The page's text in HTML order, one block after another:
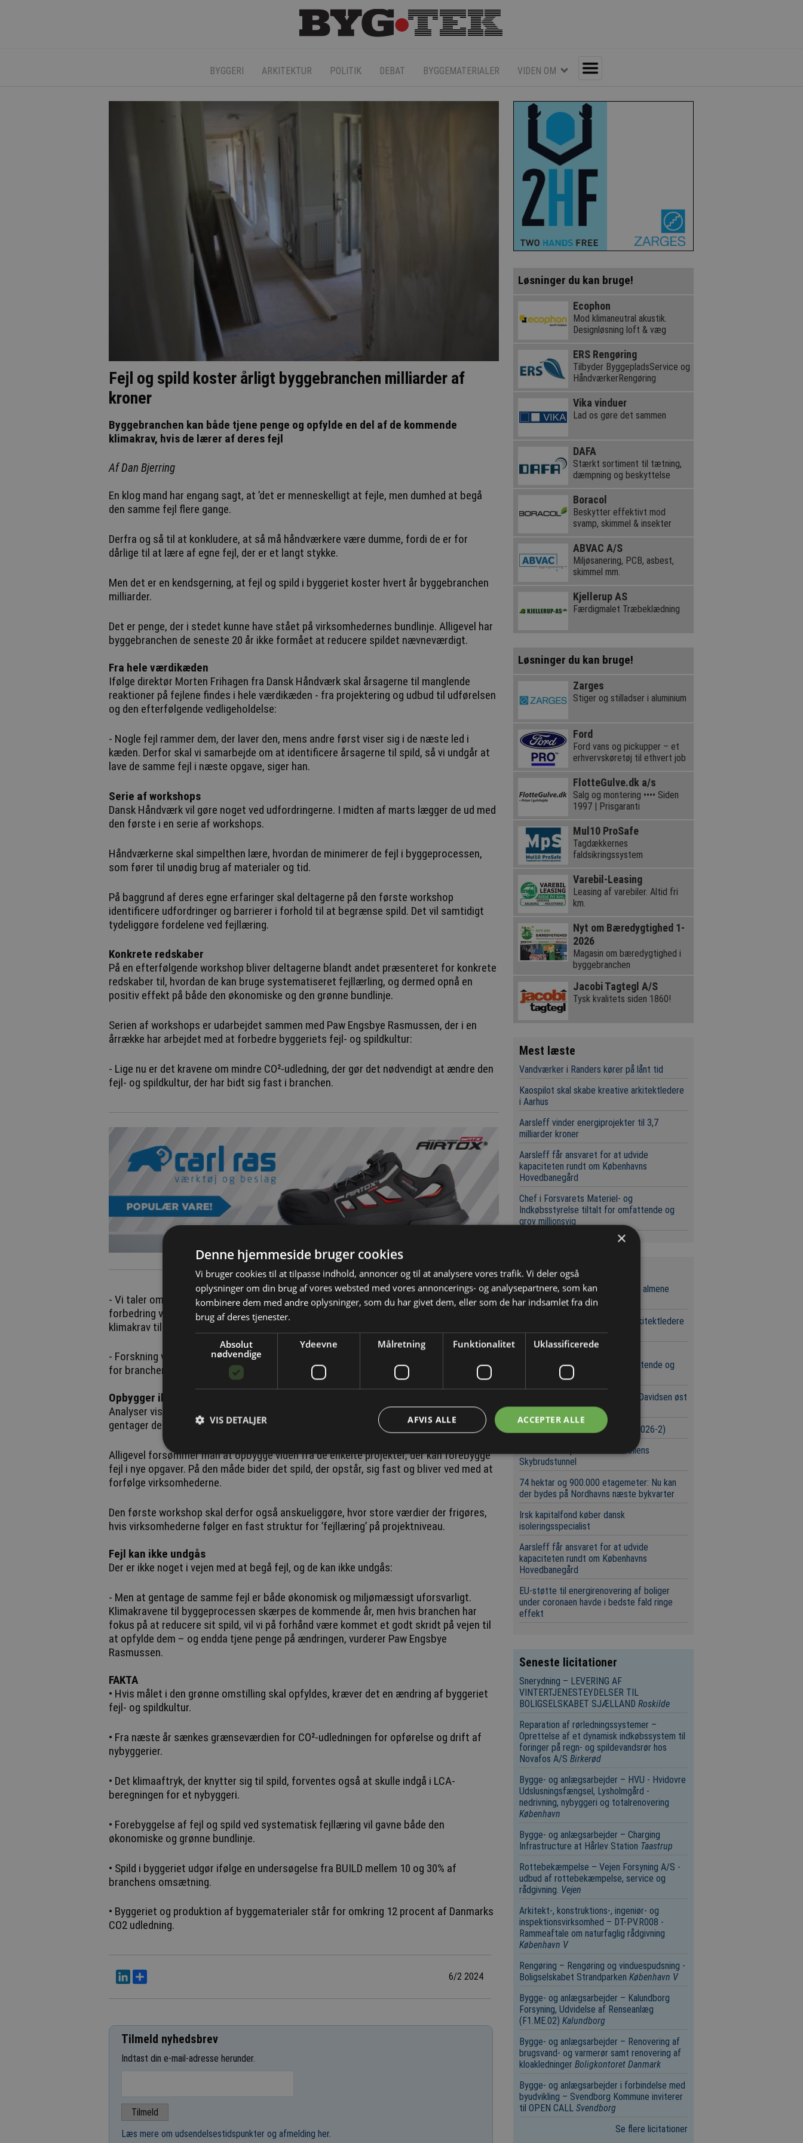
BYGGERI ARKITEKTUR POLITIK DEBAT BYGGEMATERIALER VIDEN OM
Fejl og spild koster årligt byggebranchen milliarder af
kroner
Byggebranchen kan både tjene penge og opfylde en del af de kommende
klimakrav, hvis de lærer af deres fejl
Af Dan Bjerring
En klog mand har engang sagt, at ’det er menneskelligt at fejle, men dumhed at begå
den samme fejl flere gange.
Derfra og så til at konkludere, at så må håndværkere være dumme, fordi de er for
dårlige til at lære af egne fejl, der er et langt stykke.
Men det er en kendsgerning, at fejl og spild i byggeriet koster hvert år byggebranchen
milliarder.
Det er penge, der i stedet kunne have stået på virksomhedernes bundlinje. Alligevel har
byggebranchen de seneste 20 år ikke formået at reducere spildet nævneværdigt.
Fra hele værdikæden
Ifølge direktør Morten Frihagen fra Dansk Håndværk skal årsagerne til manglende
reaktioner på fejlene findes i hele værdikæden - fra projektering og udbud til udførelsen
og den efterfølgende vedligeholdelse:
- Nogle fejl rammer dem, der laver den, mens andre først viser sig i de næste led i
kæden. Derfor skal vi samarbejde om at identificere årsagerne til spild, så vi undgår at
lave de samme fejl i næste opgave, siger han.
Serie af workshops
Dansk Håndværk vil gøre noget ved udfordringerne. I midten af marts lægger de ud med
den første i en serie af workshops.
Håndværkerne skal simpelthen lære, hvordan de minimerer de fejl i byggeprocessen,
som fører til unødig brug af materialer og tid.
På baggrund af deres egne erfaringer skal deltagerne på den første workshop
identificere udfordringer og barrierer i forhold til at begrænse spild. Det vil samtidigt
tydeliggøre fordelene ved fejllæring.
Konkrete redskaber
På en efterfølgende workshop bliver deltagerne blandt andet præsenteret for konkrete
redskaber til, hvordan de kan bruge systematiseret fejllærling, og dermed opnå en
positiv effekt på både den økonomiske og den grønne bundlinje.
Serien af workshops er udarbejdet sammen med Paw Engsbye Rasmussen, der i en
årrække har arbejdet med at forbedre byggeriets fejl- og spildkultur:
- Lige nu er det kravene om mindre CO²-udledning, der gør det nødvendigt at ændre den
fejl- og spildkultur, der har bidt sig fast i branchen.
- Vi taler om et spild på mellem 10 - og 30 procent af branchens omsætning, så en
forbedring vil ikke alene været et godt skridt på vejen for at opfylde det kommende
klimakrav til byggeriet.
- Forskning viser, at det samtidigt kan åbne for et meget stort indtjeningspotentiale
for branchen, forklarer Paw Engsbye Rasmussen.
Opbygger ikke viden
Analyser viser, at spild i byggeriet hvert år koster milliarder af kroner, fordi branchen
gentager de samme fejl i byggeprocessen.
Alligevel forsømmer man at opbygge viden fra de enkelte projekter, der kan forebygge
fejl i nye opgaver. På den måde bider det spild, der opstår, sig fast og bliver ved med at
forfølge virksomhederne.
Den første workshop skal derfor også anskueliggøre, hvor store værdier der frigøres,
hvis virksomhederne følger en fast struktur for ’fejllæring’ på projektniveau.
Fejl kan ikke undgås
Der er ikke noget i vejen med at begå fejl, og de kan ikke undgås:
- Men at gentage de samme fejl er både økonomisk og miljømæssigt uforsvarligt.
Klimakravene til byggeprocessen skærpes de kommende år, men hvis branchen har
fokus på at reducere sit spild, vil vi på forhånd være kommet et godt skridt på vejen til
at opfylde dem – og endda tjene penge på ændringen, vurderer Paw Engsbye
Rasmussen.
FAKTA
• Hvis målet i den grønne omstilling skal opfyldes, kræver det en ændring af byggeriet
fejl- og spildkultur.
• Fra næste år sænkes grænseværdien for CO²-udledningen for opførelse og drift af
nybyggerier.
• Det klimaaftryk, der knytter sig til spild, forventes også at skulle indgå i LCA-
beregningen for et nybyggeri.
• Forebyggelse af fejl og spild ved systematisk fejllæring vil gavne både den
økonomiske og grønne bundlinje.
• Spild i byggeriet udgør ifølge en undersøgelse fra BUILD mellem 10 og 30% af
branchens omsætning.
• Byggeriet og produktion af byggematerialer står for omkring 12 procent af Danmarks
CO2 udledning.
LinkedIn 6/2 2024
Tilmeld nyhedsbrev
Indtast din e-mail-adresse herunder.
Læs mere om udsendelsestidspunkter og afmelding her.
Løsninger du kan bruge!
Ecophon
Mod klimaneutral akustik.
Designløsning loft & væg
ERS Rengøring
Tilbyder ByggepladsService og
HåndværkerRengøring
Vika vinduer
Lad os gøre det sammen
DAFA
Stærkt sortiment til tætning,
dæmpning og beskyttelse
Boracol
Beskytter effektivt mod
svamp, skimmel & insekter
ABVAC A/S
Miljøsanering, PCB, asbest,
skimmel mm.
Kjellerup AS
Færdigmalet Træbeklædning
Løsninger du kan bruge!
Zarges
Stiger og stilladser i aluminium
Ford
Ford vans og pickupper – et
erhvervskøretøj til ethvert job
FlotteGulve.dk a/s
Salg og montering •••• Siden
1997 | Prisgaranti
Mul10 ProSafe
Tagdækkernes
faldsikringssystem
Varebil-Leasing
Leasing af varebiler. Altid fri
km.
Nyt om Bæredygtighed 1-
2026
Magasin om bæredygtighed i
byggebranchen
Jacobi Tagtegl A/S
Tysk kvalitets siden 1860!
Mest læste
Vandværker i Randers kører på lånt tid
Kaospilot skal skabe kreative arkitektledere
i Aarhus
Aarsleff vinder energiprojekter til 3,7
milliarder kroner
Aarsleff får ansvaret for at udvide
kapaciteten rundt om Københavns
Hovedbanegård
Chef i Forsvarets Materiel- og
Indkøbsstyrelse tiltalt for omfattende og
grov millionsvig
Seneste nyheder
Lokal entreprenør skal bygge 30 almene
boliger i Bramming
Kaospilot skal skabe kreative arkitektledere
i Aarhus
Indkøbsstyrelse tiltalt for omfattende og
grov millionsvig
Det bliver lettere at handle hos Davidsen øst
for Storebælt
Konkurser i byggeriet (Uge 32/2026-2)
Tre hold kæmper om Svanemøllens
Skybrudstunnel
74 hektar og 900.000 etagemeter: Nu kan
der bydes på Nordhavns næste bykvarter
Irsk kapitalfond køber dansk
isoleringsspecialist
Aarsleff får ansvaret for at udvide
kapaciteten rundt om Københavns
Hovedbanegård
EU-støtte til energirenovering af boliger
under coronaen havde i bedste fald ringe
effekt
Seneste licitationer
Snerydning – LEVERING AF
VINTERTJENESTEYDELSER TIL
BOLIGSELSKABET SJÆLLAND Roskilde
Reparation af rørledningssystemer –
Oprettelse af et dynamisk indkøbssystem til
foringer på regn- og spildevandsrør hos
Novafos A/S Birkerød
Bygge- og anlægsarbejder – HVU - Hvidovre
Udslusningsfængsel, Lysholmgård -
nedrivning, nybyggeri og totalrenovering
København
Bygge- og anlægsarbejder – Charging
Infrastructure at Hårlev Station Taastrup
Rottebekæmpelse – Vejen Forsyning A/S -
udbud af rottebekæmpelse, service og
rådgivning. Vejen
Arkitekt-, konstruktions-, ingeniør- og
inspektionsvirksomhed – DT-PV.R008 -
Rammeaftale om naturfaglig rådgivning
København V
Rengøring – Rengøring og vinduespudsning -
Boligselskabet Strandparken København V
Bygge- og anlægsarbejder – Kalundborg
Forsyning, Udvidelse af Renseanlæg
(F1.ME.02) Kalundborg
Bygge- og anlægsarbejder – Renovering af
brugsvand- og varmerør samt renovering af
kloakledninger Boligkontoret Danmark
Bygge- og anlægsarbejder i forbindelse med
byudvikling – Svendborg Kommune inviterer
til OPEN CALL Svendborg
Se flere licitationer
×
Denne hjemmeside bruger cookies
Vi bruger cookies til at tilpasse indhold, annoncer og til at analysere vores trafik. Vi deler også
oplysninger om din brug af vores websted med vores annoncerings- og analysepartnere, som kan
kombinere dem med andre oplysninger, som du har givet dem, eller som de har indsamlet fra din
brug af deres tjenester.
Absolut
nødvendige
Ydeevne Målretning Funktionalitet Uklassificerede
ACCEPTER ALLE
AFVIS ALLE
VIS DETALJER